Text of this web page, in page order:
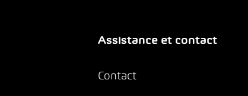
Assistance et contact
Contact